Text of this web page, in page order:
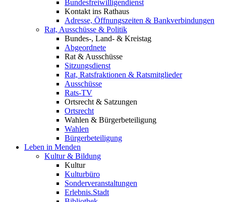
Bundesfreiwilligendienst
Kontakt ins Rathaus
Adresse, Öffnungszeiten & Bankverbindungen
Rat, Ausschüsse & Politik
Bundes-, Land- & Kreistag
Abgeordnete
Rat & Ausschüsse
Sitzungsdienst
Rat, Ratsfraktionen & Ratsmitglieder
Ausschüsse
Rats-TV
Ortsrecht & Satzungen
Ortsrecht
Wahlen & Bürgerbeteiligung
Wahlen
Bürgerbeteiligung
Leben in Menden
Kultur & Bildung
Kultur
Kulturbüro
Sonderveranstaltungen
Erlebnis.Stadt